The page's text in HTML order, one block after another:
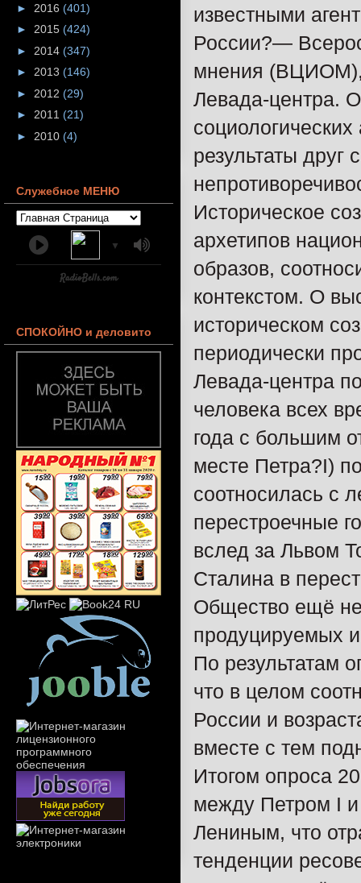
известными
России?—
мнения
Левада-центра.
результаты друг
Историческое
архетипов
образов,
контекстом. О
историческом
периодически
Левада-центра
человека всех
года с большим
месте Петра?I)
соотносилась с
перестроечные
вслед за Львом
Сталина в
Общество ещё
продуцируемых
По результатам
что в целом
России и
вместе с тем
Итогом опроса
между Петром I и
Лениным, что
тенденции
► 2016 (401)
► 2015 (424)
► 2014 (347)
► 2013 (146)
► 2012 (29)
► 2011 (21)
► 2010 (4)
Служебное МЕНЮ
▼
СПОКОЙНО и деловито